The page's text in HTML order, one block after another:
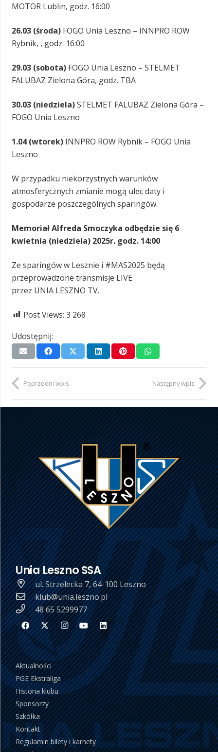
MOTOR Lublin, godz. 16:00
26.03 (środa) FOGO Unia Leszno – INNPRO ROW
Rybnik, , godz. 16:00
29.03 (sobota) FOGO Unia Leszno – STELMET
FALUBAZ Zielona Góra, godz. TBA
30.03 (niedziela)STELMET FALUBAZ Zielona Góra –
FOGO Unia Leszno
1.04 (wtorek) INNPRO ROW Rybnik – FOGO Unia
Leszno
W przypadku niekorzystnych warunków
atmosferycznych zmianie mogą ulec daty i
gospodarze poszczególnych sparingów.
Memoriał Alfreda Smoczyka odbędzie się 6
kwietnia (niedziela) 2025r. godz. 14:00
Ze sparingów w Lesznie i #MAS2025 będą
przeprowadzone transmisje LIVE
przez UNIA LESZNO TV.
Post Views: 3 268
Udostępnij:
Poprzedni wpis Następny wpis
Unia Leszno SSA
ul. Strzelecka 7, 64-100 Leszno
klub@unia.leszno.pl
48 65 5299977
Aktualności
PGE Ekstraliga
Historia klubu
Sponsorzy
Szkółka
Kontakt
Regulamin bilety i karnety